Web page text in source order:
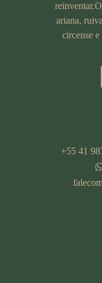
ariana,
circense
+55 41